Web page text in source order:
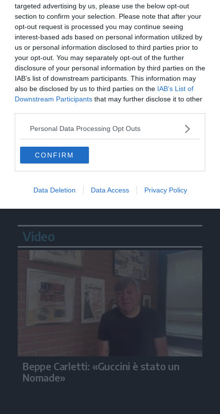
targeted advertising by us, please use the below opt-out
section to confirm your selection. Please note that after your
opt-out request is processed you may continue seeing
interest-based ads based on personal information utilized by
us or personal information disclosed to third parties prior to
your opt-out. You may separately opt-out of the further
disclosure of your personal information by third parties on the
IAB’s list of downstream participants. This information may
also be disclosed by us to third parties on the IAB’s List of
Downstream Participants that may further disclose it to other
Personal Data Processing Opt Outs
CONFIRM
Data Deletion Data Access Privacy Policy
Alpino
Video
Beppe Carletti: «Guccini è stato un
Nomade»